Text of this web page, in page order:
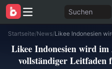
Suchen
Startseite/News/
Likee Indonesien wird
vollständiger Leitfaden